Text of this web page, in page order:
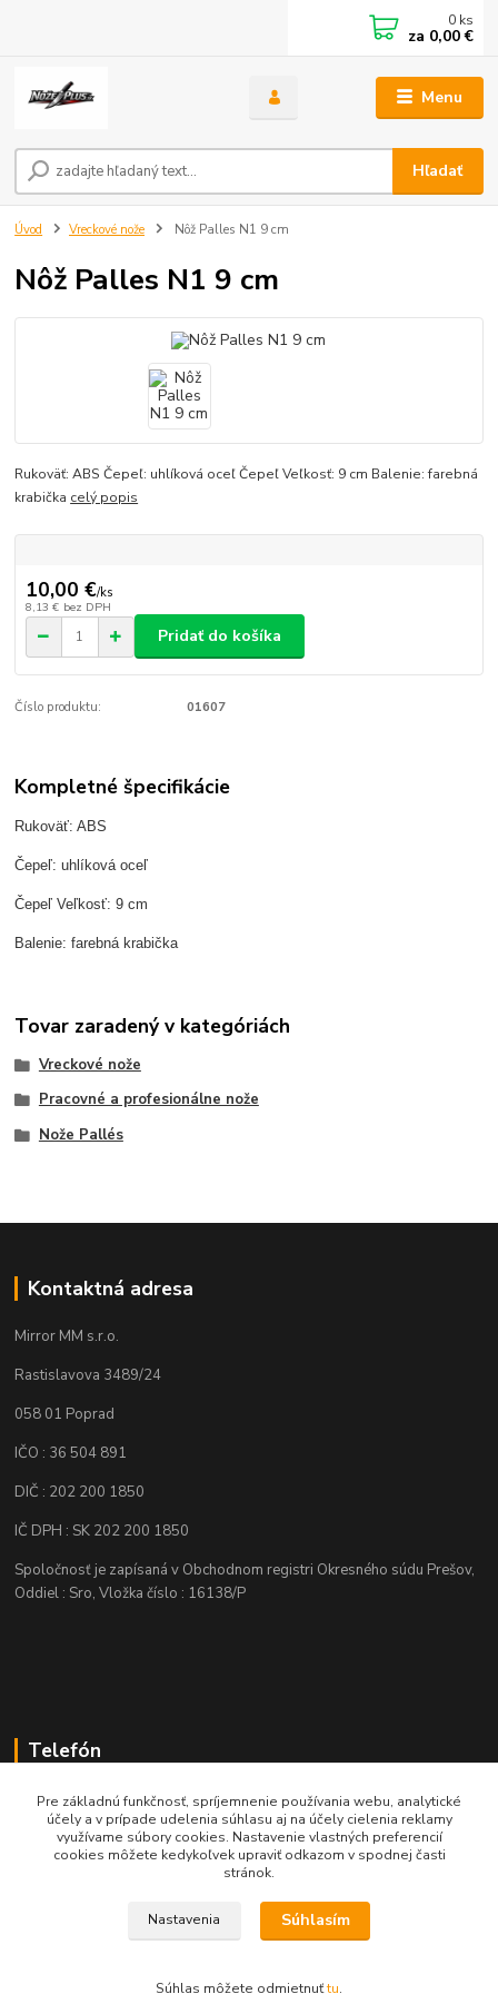
Menu
Hľadať
0 ks
za 0,00 €
Úvod Vreckové nože Nôž Palles N1 9 cm
Nôž Palles N1 9 cm
Rukoväť: ABS Čepeľ: uhlíková oceľ Čepeľ Veľkosť: 9 cm Balenie: farebná
krabička celý popis
10,00 €/ks
8,13 € bez DPH
Pridať do košíka
Číslo produktu: 01607
Kompletné špecifikácie
Rukoväť: ABS
Čepeľ: uhlíková oceľ
Čepeľ Veľkosť: 9 cm
Balenie: farebná krabička
Tovar zaradený v kategóriách
Vreckové nože
Pracovné a profesionálne nože
Nože Pallés
Kontaktná adresa
Mirror MM s.r.o.
Rastislavova 3489/24
058 01 Poprad
IČO : 36 504 891
DIČ : 202 200 1850
IČ DPH : SK 202 200 1850
Spoločnosť je zapísaná v Obchodnom registri Okresného súdu Prešov,
Oddiel : Sro, Vložka číslo : 16138/P
Telefón
+421 905 622 625
obchod@nozeplus.sk
Pre základnú funkčnosť, spríjemnenie používania webu, analytické
účely a v prípade udelenia súhlasu aj na účely cielenia reklamy
využívame súbory cookies. Nastavenie vlastných preferencií
cookies môžete kedykoľvek upraviť odkazom v spodnej časti
stránok.
Nastavenia Súhlasím
Súhlas môžete odmietnuťtu.